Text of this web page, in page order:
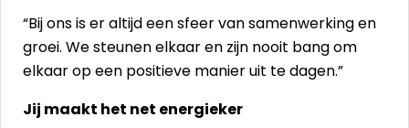
“Bij ons is er altijd een sfeer van samenwerking en
groei. We steunen elkaar en zijn nooit bang om
elkaar op een positieve manier uit te dagen.”
Jij maakt het net energieker